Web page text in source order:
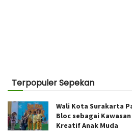
Terpopuler Sepekan
Wali Kota Surakarta
Bloc sebagai
Kreatif Anak Muda